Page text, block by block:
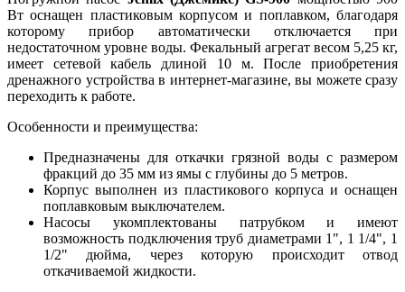
Вт оснащен пластиковым корпусом и поплавком, благодаря
которому прибор автоматически отключается при
недостаточном уровне воды. Фекальный агрегат весом 5,25 кг,
имеет сетевой кабель длиной 10 м. После приобретения
дренажного устройства в интернет-магазине, вы можете сразу
переходить к работе.
Особенности и преимущества:
Предназначены для откачки грязной воды с размером
фракций до 35 мм из ямы с глубины до 5 метров.
Корпус выполнен из пластикового корпуса и оснащен
поплавковым выключателем.
Насосы укомплектованы патрубком и имеют
возможность подключения труб диаметрами 1", 1 1/4", 1
1/2" дюйма, через которую происходит отвод
откачиваемой жидкости.